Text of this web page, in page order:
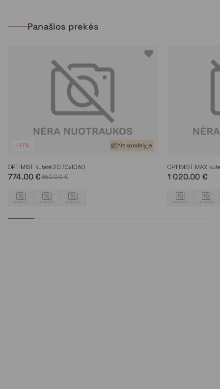
Panašios prekės
-10% Yra sandėlyje
OPTIMIST kušetė 2070x1060
774.00 €860.00 €
OPTIMIST MAX
1 020.00 €